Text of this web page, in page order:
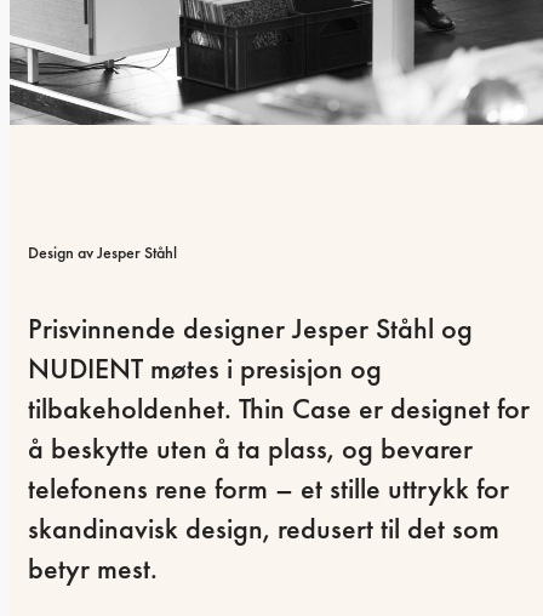
Design av Jesper Ståhl
Prisvinnende designer Jesper Ståhl og
NUDIENT møtes i presisjon og
tilbakeholdenhet. Thin Case er designet for
å beskytte uten å ta plass, og bevarer
telefonens rene form – et stille uttrykk for
skandinavisk design, redusert til det som
betyr mest.